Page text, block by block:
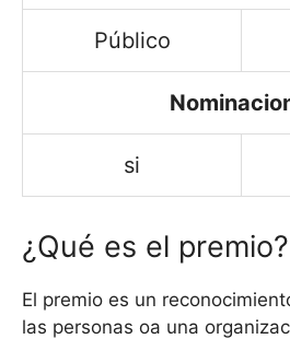
Público
si
¿Qué es el premio?
El premio es un
las personas oa una